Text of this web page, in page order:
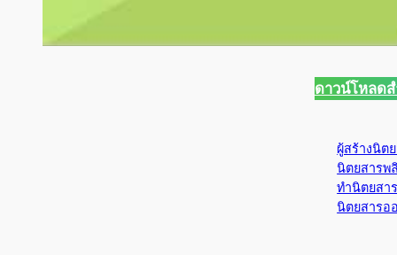
ดาวน์โหลด
ผู้สร้างนิต
นิตยสารพ
ทำนิตยสา
นิตยสารอ